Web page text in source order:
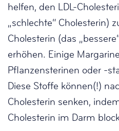
helfen, den LDL-
„schlechte“ Cholesterin)
Cholesterin (das
erhöhen. Einige
Pflanzensterinen oder -
Diese Stoffe können(!)
Cholesterin senken,
Cholesterin im Darm